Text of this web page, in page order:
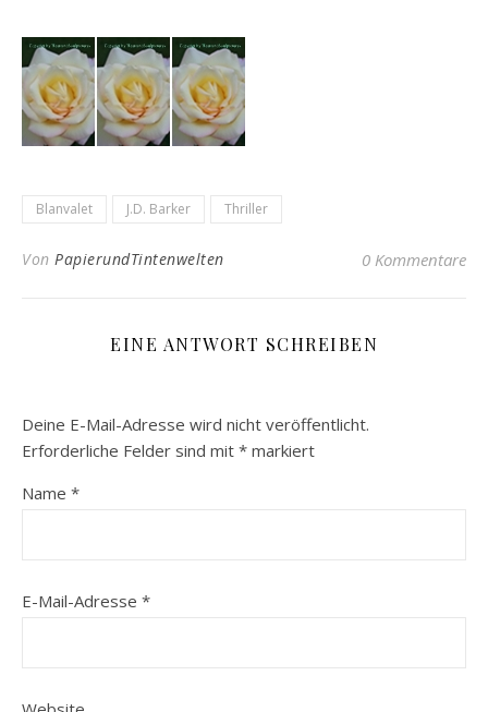
Blanvalet J.D. Barker Thriller
Von PapierundTintenwelten 0 Kommentare
EINE ANTWORT SCHREIBEN
Deine E-Mail-Adresse wird nicht veröffentlicht.
Erforderliche Felder sind mit * markiert
Name *
E-Mail-Adresse *